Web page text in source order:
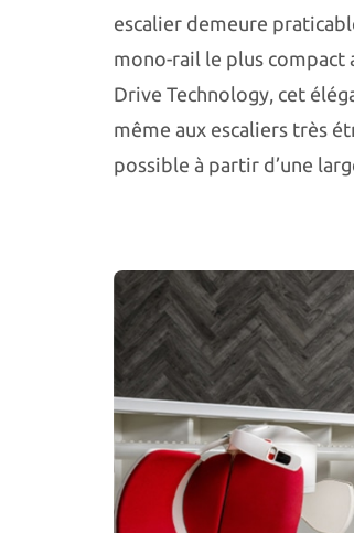
escalier demeure
mono-rail le plus compact
Drive Technology, cet
même aux escaliers très
possible à partir d’une